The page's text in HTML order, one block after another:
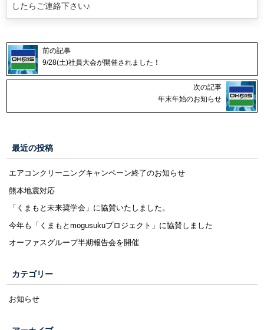
したらご連絡下さい♪
前の記事
9/28(土)社員大会が開催されました！
次の記事
年末年始のお知らせ
最近の投稿
エアコンクリーニングキャンペーン終了のお知らせ
熊本地震対応
「くまもと未来奨学会」に協賛いたしました。
今年も「くまもとmogusukuプロジェクト」に協賛しました
オーファスグループ半期報告会を開催
カテゴリー
お知らせ